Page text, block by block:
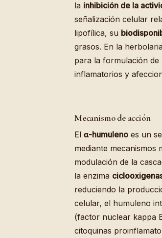
la inhibición de la
señalización celular
lipofílica, su
grasos. En la
para la formulación de
inflamatorios y
Mecanismo de acción
El α-humuleno es un
mediante mecanismos
modulación de la
la enzima
reduciendo la
celular, el humuleno
(factor nuclear kappa
citoquinas